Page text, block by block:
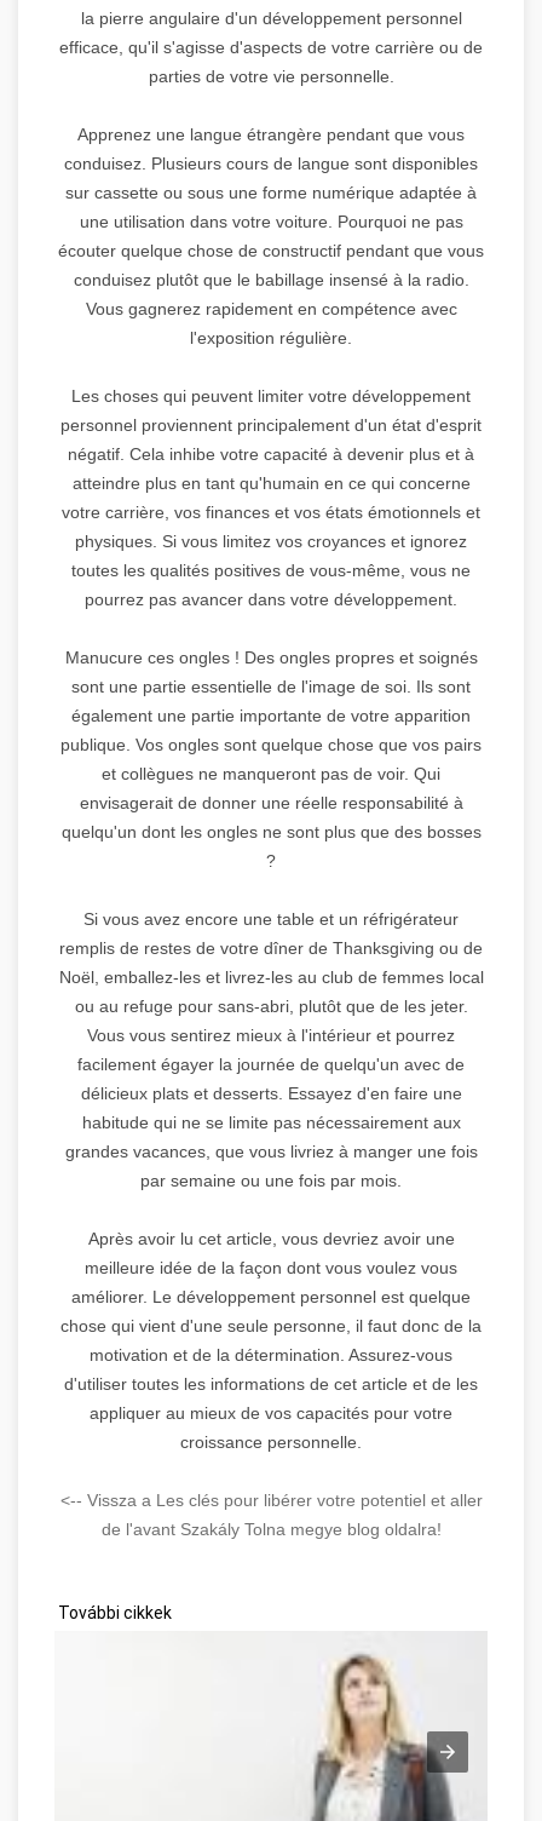
la pierre angulaire d'un développement personnel
efficace, qu'il s'agisse d'aspects de votre carrière ou de
parties de votre vie personnelle.
Apprenez une langue étrangère pendant que vous
conduisez. Plusieurs cours de langue sont disponibles
sur cassette ou sous une forme numérique adaptée à
une utilisation dans votre voiture. Pourquoi ne pas
écouter quelque chose de constructif pendant que vous
conduisez plutôt que le babillage insensé à la radio.
Vous gagnerez rapidement en compétence avec
l'exposition régulière.
Les choses qui peuvent limiter votre développement
personnel proviennent principalement d'un état d'esprit
négatif. Cela inhibe votre capacité à devenir plus et à
atteindre plus en tant qu'humain en ce qui concerne
votre carrière, vos finances et vos états émotionnels et
physiques. Si vous limitez vos croyances et ignorez
toutes les qualités positives de vous-même, vous ne
pourrez pas avancer dans votre développement.
Manucure ces ongles ! Des ongles propres et soignés
sont une partie essentielle de l'image de soi. Ils sont
également une partie importante de votre apparition
publique. Vos ongles sont quelque chose que vos pairs
et collègues ne manqueront pas de voir. Qui
envisagerait de donner une réelle responsabilité à
quelqu'un dont les ongles ne sont plus que des bosses
?
Si vous avez encore une table et un réfrigérateur
remplis de restes de votre dîner de Thanksgiving ou de
Noël, emballez-les et livrez-les au club de femmes local
ou au refuge pour sans-abri, plutôt que de les jeter.
Vous vous sentirez mieux à l'intérieur et pourrez
facilement égayer la journée de quelqu'un avec de
délicieux plats et desserts. Essayez d'en faire une
habitude qui ne se limite pas nécessairement aux
grandes vacances, que vous livriez à manger une fois
par semaine ou une fois par mois.
Après avoir lu cet article, vous devriez avoir une
meilleure idée de la façon dont vous voulez vous
améliorer. Le développement personnel est quelque
chose qui vient d'une seule personne, il faut donc de la
motivation et de la détermination. Assurez-vous
d'utiliser toutes les informations de cet article et de les
appliquer au mieux de vos capacités pour votre
croissance personnelle.
<-- Vissza a Les clés pour libérer votre potentiel et aller
de l'avant Szakály Tolna megye blog oldalra!
További cikkek